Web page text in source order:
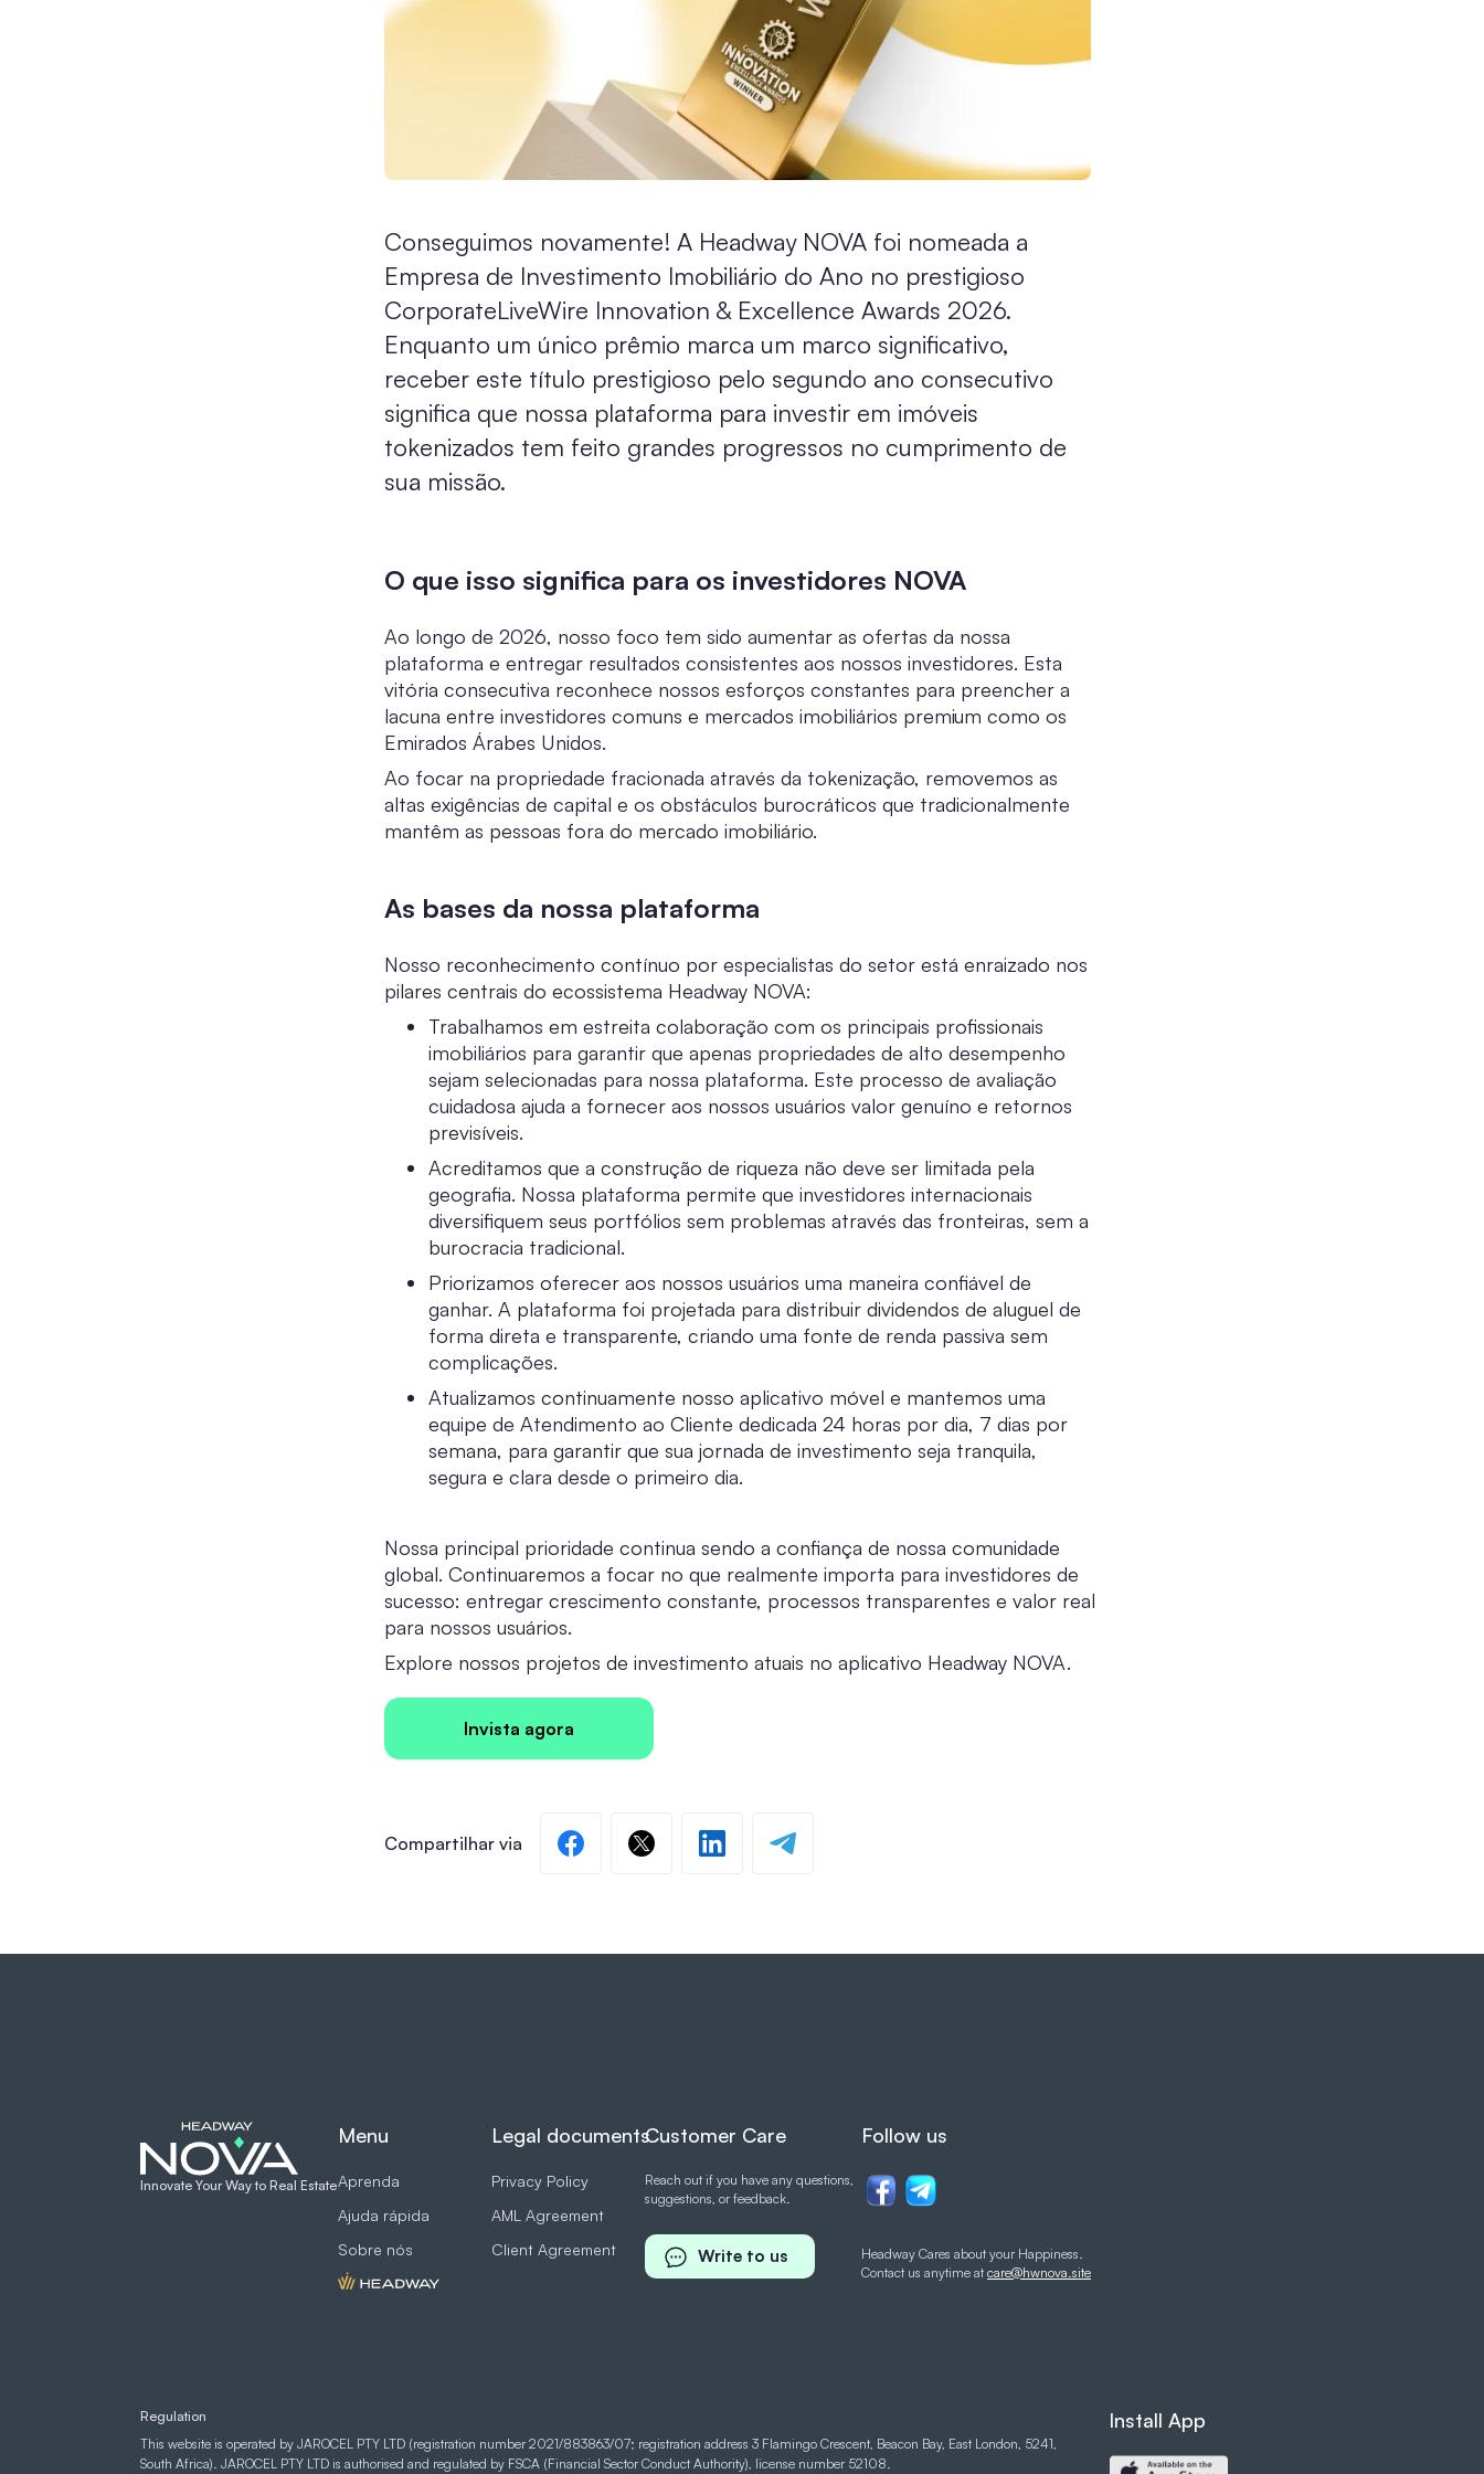
Conseguimos novamente! A Headway NOVA foi nomeada a
Empresa de Investimento Imobiliário do Ano no prestigioso
CorporateLiveWire Innovation & Excellence Awards 2026.
Enquanto um único prêmio marca um marco significativo,
receber este título prestigioso pelo segundo ano consecutivo
significa que nossa plataforma para investir em imóveis
tokenizados tem feito grandes progressos no cumprimento de
sua missão.
O que isso significa para os investidores NOVA
Ao longo de 2026, nosso foco tem sido aumentar as ofertas da nossa
plataforma e entregar resultados consistentes aos nossos investidores. Esta
vitória consecutiva reconhece nossos esforços constantes para preencher a
lacuna entre investidores comuns e mercados imobiliários premium como os
Emirados Árabes Unidos.
Ao focar na propriedade fracionada através da tokenização, removemos as
altas exigências de capital e os obstáculos burocráticos que tradicionalmente
mantêm as pessoas fora do mercado imobiliário.
As bases da nossa plataforma
Nosso reconhecimento contínuo por especialistas do setor está enraizado nos
pilares centrais do ecossistema Headway NOVA:
Trabalhamos em estreita colaboração com os principais profissionais
imobiliários para garantir que apenas propriedades de alto desempenho
sejam selecionadas para nossa plataforma. Este processo de avaliação
cuidadosa ajuda a fornecer aos nossos usuários valor genuíno e retornos
previsíveis.
Acreditamos que a construção de riqueza não deve ser limitada pela
geografia. Nossa plataforma permite que investidores internacionais
diversifiquem seus portfólios sem problemas através das fronteiras, sem a
burocracia tradicional.
Priorizamos oferecer aos nossos usuários uma maneira confiável de
ganhar. A plataforma foi projetada para distribuir dividendos de aluguel de
forma direta e transparente, criando uma fonte de renda passiva sem
complicações.
Atualizamos continuamente nosso aplicativo móvel e mantemos uma
equipe de Atendimento ao Cliente dedicada 24 horas por dia, 7 dias por
semana, para garantir que sua jornada de investimento seja tranquila,
segura e clara desde o primeiro dia.
Nossa principal prioridade continua sendo a confiança de nossa comunidade
global. Continuaremos a focar no que realmente importa para investidores de
sucesso: entregar crescimento constante, processos transparentes e valor real
para nossos usuários.
Explore nossos projetos de investimento atuais no aplicativo Headway NOVA.
Invista agora
Innovate Your Way to Real Estate
Menu
Aprenda
Ajuda rápida
Sobre nós
Legal documents
Privacy Policy
AML Agreement
Client Agreement
Customer Care
Reach out if you have any questions,
suggestions, or feedback.
Write to us
Follow us
Headway Cares about your Happiness.
Contact us anytime at care@hwnova.site
Regulation
This website is operated by JAROCEL PTY LTD (registration number 2021/883863/07; registration address 3 Flamingo Crescent, Beacon Bay, East London, 5241,
South Africa). JAROCEL PTY LTD is authorised and regulated by FSCA (Financial Sector Conduct Authority), license number 52108.
Install App